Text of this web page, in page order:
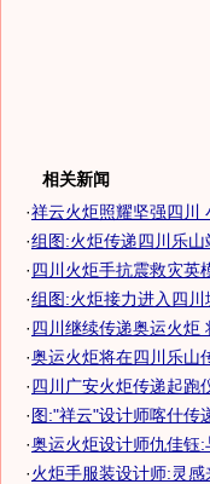
相关新闻
·祥云火炬照耀坚强四川
·组图:火炬传递四川乐
·四川火炬手抗震救灾英
·组图:火炬接力进入四
·四川继续传递奥运火炬
·奥运火炬将在四川乐山
·四川广安火炬传递起跑
·图:"祥云"设计师喀什传
·奥运火炬设计师仇佳钰:
·火炬手服装设计师:灵